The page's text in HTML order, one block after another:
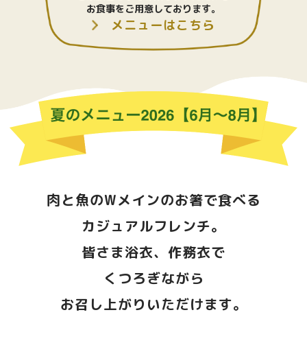
お食事をご用意しております。
メニューはこちら
肉と魚のWメインのお箸で食べる
カジュアルフレンチ。
皆さま浴衣、作務衣で
くつろぎながら
お召し上がりいただけます。